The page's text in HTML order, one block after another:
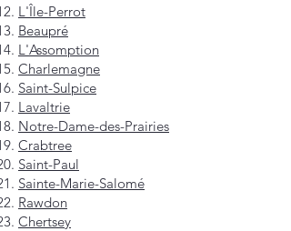
L'Île-Perrot
Beaupré
L'Assomption
Charlemagne
Saint-Sulpice
Lavaltrie
Notre-Dame-des-Prairies
Crabtree
Saint-Paul
Sainte-Marie-Salomé
Rawdon
Chertsey